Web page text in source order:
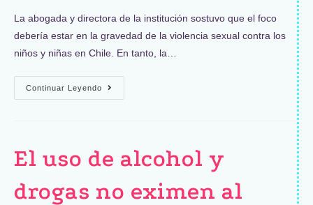
La abogada y directora de la institución sostuvo que el foco
debería estar en la gravedad de la violencia sexual contra los
niños y niñas en Chile. En tanto, la…
Continuar Leyendo
El uso de alcohol y
drogas no eximen al